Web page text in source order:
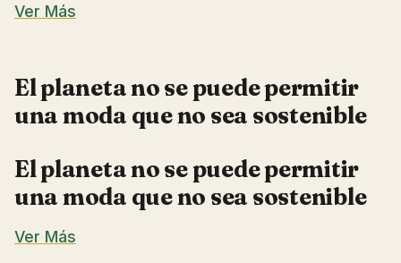
Ver Más
El planeta no se puede permitir
una moda que no sea sostenible
El planeta no se puede permitir
una moda que no sea sostenible
Ver Más